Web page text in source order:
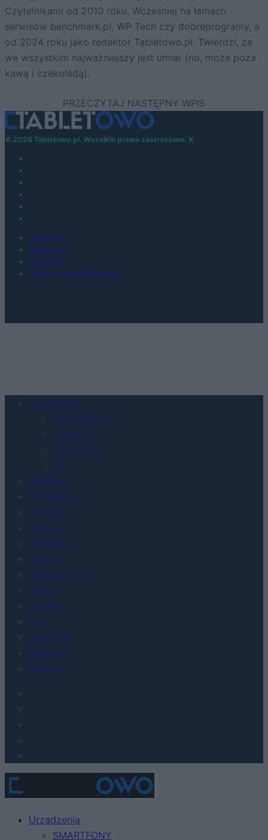
Czytelnikami od 2010 roku. Wcześniej na łamach
serwisów benchmark.pl, WP Tech czy dobreprogramy, a
od 2024 roku jako redaktor Tabletowo.pl. Twierdzi, że
we wszystkim najważniejszy jest umiar (no, może poza
kawą i czekoladą).
© 2026 Tabletowo.pl. Wszelkie prawa zastrzeżone. K
KONTAKT
REDAKCJA
REKLAMA
POLITYKA PRYWATNOŚCI
Urządzenia
SMARTFONY
TABLETY
WEARABLE
TV
Recenzje
Porównania
Co kupić
Porady
Promocje
FinTech
Hardware PC
Moto
Gaming
AI
Redakcja
Reklama
Kontakt
Urządzenia
SMARTFONY